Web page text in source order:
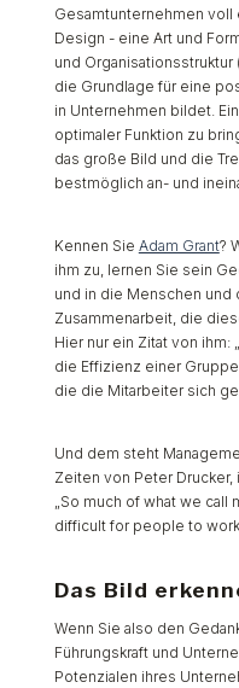
Gesamtunternehmen
Design - eine Art und
und
die Grundlage für eine
in Unternehmen bildet.
optimaler Funktion zu
das große Bild und die
bestmöglich an- und
Kennen Sie Adam Grant?
ihm zu, lernen Sie sein
und in die Menschen
Zusammenarbeit, die
Hier nur ein Zitat von ihm:
die Effizienz einer
die die Mitarbeiter sich
Und dem steht
Zeiten von Peter
„So much of what we
difficult for people to
Das Bild
Wenn Sie also den
Führungskraft und
Potenzialen ihres